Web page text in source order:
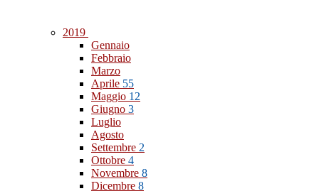
2019
Gennaio
Febbraio
Marzo
Aprile 55
Maggio 12
Giugno 3
Luglio
Agosto
Settembre 2
Ottobre 4
Novembre 8
Dicembre 8